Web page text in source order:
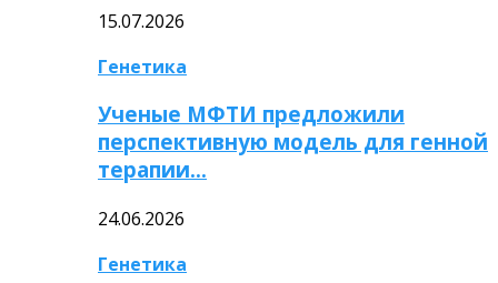
15.07.2026
Генетика
Ученые МФТИ предложили
перспективную модель для генной
терапии…
24.06.2026
Генетика